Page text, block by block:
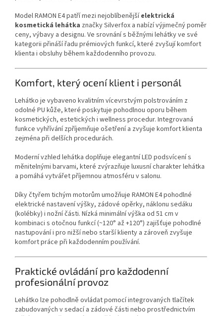
Model RAMON E4 patří mezi nejoblíbenějšíelektrická
kosmetická lehátka značky Silverfox a nabízí výjimečný poměr
ceny, výbavy a designu. Ve srovnání s běžnými lehátky ve své
kategorii přináší řadu prémiových funkcí, které zvyšují komfort
klienta i obsluhy během každodenního provozu.
Komfort, který ocení klient i personál
Lehátko je vybaveno kvalitním vícevrstvým polstrováním z
odolné PU kůže, které poskytuje pohodlnou oporu během
kosmetických, estetických i wellness procedur. Integrovaná
funkce vyhřívání zpříjemňuje ošetření a zvyšuje komfort klienta
zejména při delších procedurách.
Moderní vzhled lehátka doplňuje elegantní LED podsvícení s
měnitelnými barvami, které zvýrazňuje luxusní charakter lehátka
a pomáhá vytvářet příjemnou atmosféru v salonu.
Díky čtyřem tichým motorům umožňuje RAMON E4 pohodlné
elektrické nastavení výšky, zádové opěrky, náklonu sedáku
(kolébky) i nožní části. Nízká minimální výška od 51 cm v
kombinaci s otočnou funkcí (~120° až +120°) zajišťuje pohodlné
nastupování i pro nižší nebo starší klienty a zároveň zvyšuje
komfort práce při každodenním používání.
Praktické ovládání pro každodenní
profesionální provoz
Lehátko lze pohodlně ovládat pomocí integrovaných tlačítek
zabudovaných v sedací a zádové části nebo prostřednictvím